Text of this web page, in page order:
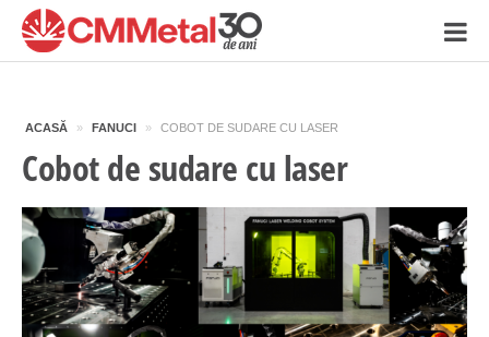
ACASĂ » FANUCI » COBOT DE SUDARE CU LASER
Cobot de sudare cu laser